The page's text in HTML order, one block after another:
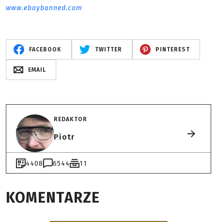
www.ebaybanned.com
FACEBOOK TWITTER PINTEREST
EMAIL
REDAKTOR
Piotr
4408 6544 11
KOMENTARZE